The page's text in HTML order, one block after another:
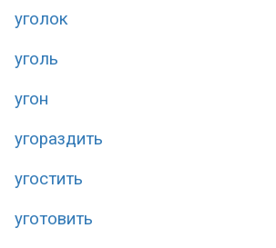
уголок
уголь
угон
угораздить
угостить
уготовить